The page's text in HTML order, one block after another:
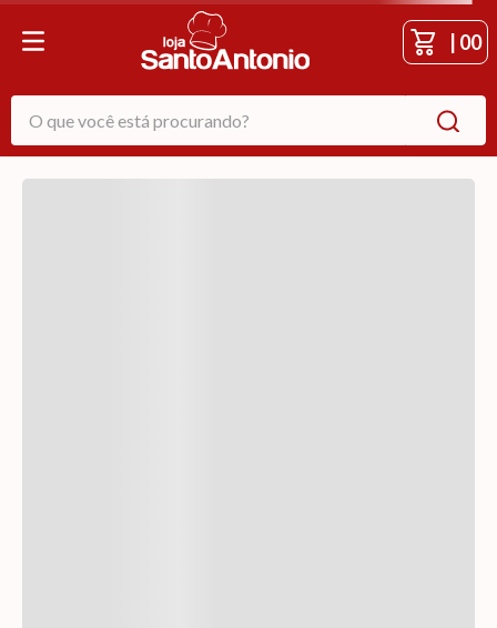
00
O que você está procurando?